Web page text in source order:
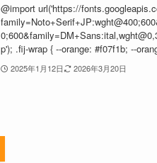
@import url('https://
p'); .fij-wrap { --orange: #f07f1b; --
2025年1月12日 2026年3月20日